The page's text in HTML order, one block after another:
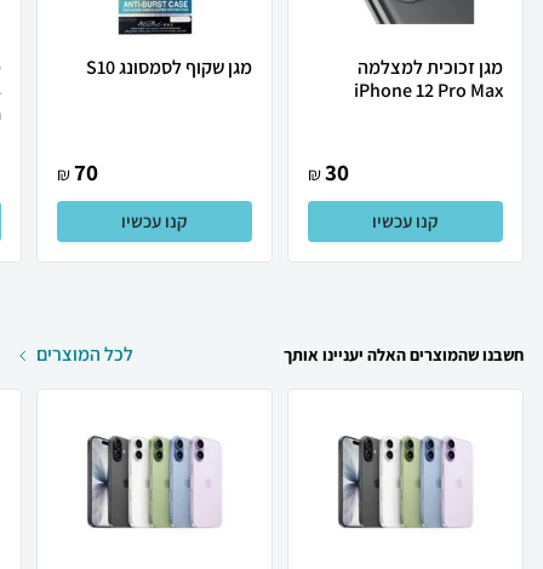
מגן זכוכית למצלמה
iPhone 12 Pro Max
30
₪
קנו עכשיו
מגן שקוף לסמסונג S10
70
₪
קנו עכשיו
חשבנו שהמוצרים האלה יעניינו אותך לכל המוצרים